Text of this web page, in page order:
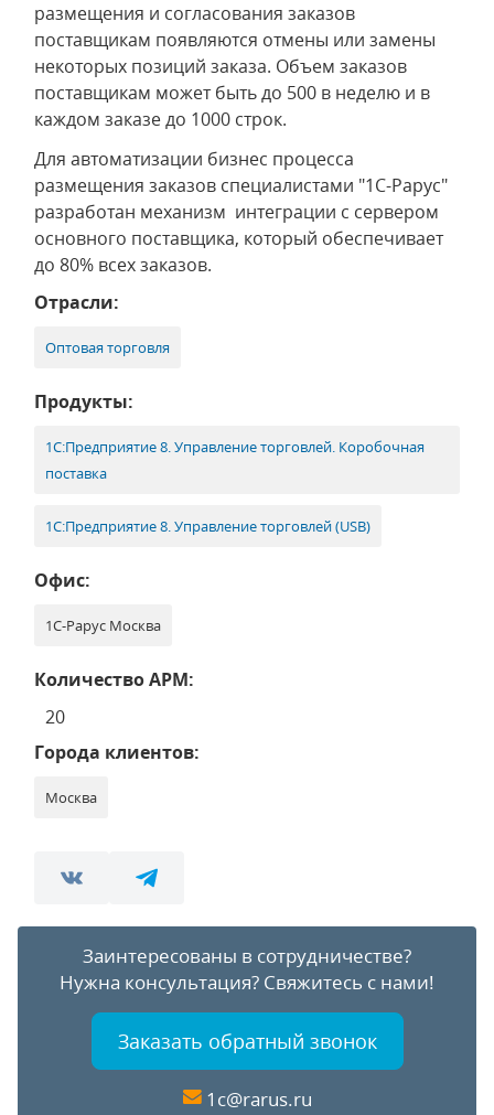
размещения и согласования заказов
поставщикам появляются отмены или замены
некоторых позиций заказа. Объем заказов
поставщикам может быть до 500 в неделю и в
каждом заказе до 1000 строк.
Для автоматизации бизнес процесса
размещения заказов специалистами "1С-Рарус"
разработан механизм интеграции с сервером
основного поставщика, который обеспечивает
до 80% всех заказов.
Отрасли:
Оптовая торговля
Продукты:
1С:Предприятие 8. Управление торговлей. Коробочная
поставка
1С:Предприятие 8. Управление торговлей (USB)
Офис:
1С-Рарус Москва
Количество АРМ:
20
Города клиентов:
Москва
Заинтересованы в сотрудничестве?
Нужна консультация? Свяжитесь с нами!
Заказать обратный звонок
1c@rarus.ru